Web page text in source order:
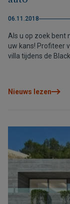
06.11.2018
Als u op zoek bent
uw kans! Profiteer
villa tijdens de
van de
Nieuws lezen